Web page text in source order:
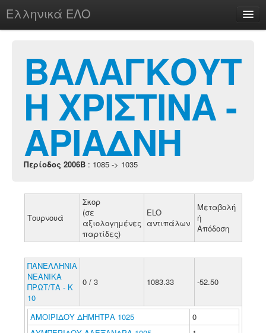
Ελληνικά ΕΛΟ
chesstu.be @ discord
Login
ΒΑΛΑΓΚΟΥΤ
Η ΧΡΙΣΤΙΝΑ -
ΑΡΙΑΔΝΗ
Περίοδος 2006B : 1085 -> 1035
Τουρνουά
Σκορ
(σε
αξιολογημένες
παρτίδες)
ELO
αντιπάλων
Μεταβολή
ή
Απόδοση
ΠΑΝΕΛΛΗΝΙΑ
ΝΕΑΝΙΚΑ
ΠΡΩΤ/ΤΑ - Κ
10
0 / 3 1083.33 -52.50
ΑΜΟΙΡΙΔΟΥ ΔΗΜΗΤΡΑ 1025
0